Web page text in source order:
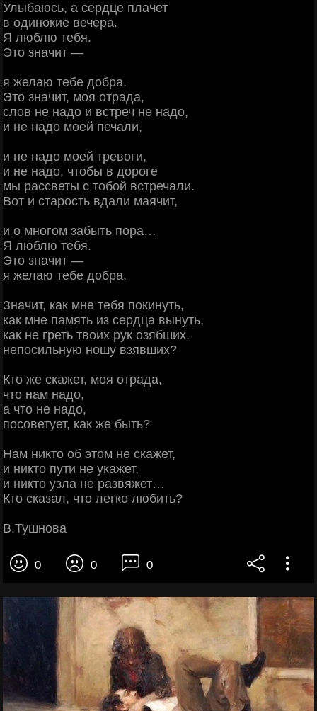
Улыбаюсь, а сердце плачет
в одинокие вечера.
Я люблю тебя.
Это значит —
я желаю тебе добра.
Это значит, моя отрада,
слов не надо и встреч не надо,
и не надо моей печали,
и не надо моей тревоги,
и не надо, чтобы в дороге
мы рассветы с тобой встречали.
Вот и старость вдали маячит,
и о многом забыть пора…
Я люблю тебя.
Это значит —
я желаю тебе добра.
Значит, как мне тебя покинуть,
как мне память из сердца вынуть,
как не греть твоих рук озябших,
непосильную ношу взявших?
Кто же скажет, моя отрада,
что нам надо,
а что не надо,
посоветует, как же быть?
Нам никто об этом не скажет,
и никто пути не укажет,
и никто узла не развяжет…
Кто сказал, что легко любить?
В.Тушнова
0 0 0